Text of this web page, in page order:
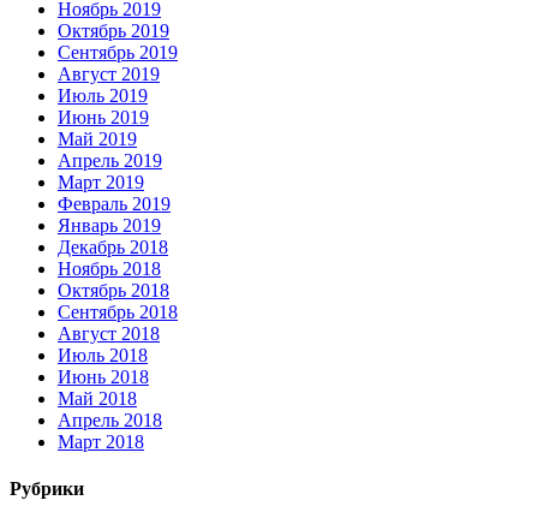
Ноябрь 2019
Октябрь 2019
Сентябрь 2019
Август 2019
Июль 2019
Июнь 2019
Май 2019
Апрель 2019
Март 2019
Февраль 2019
Январь 2019
Декабрь 2018
Ноябрь 2018
Октябрь 2018
Сентябрь 2018
Август 2018
Июль 2018
Июнь 2018
Май 2018
Апрель 2018
Март 2018
Рубрики